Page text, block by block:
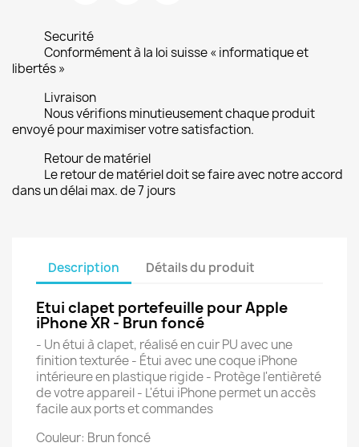
Securité
Conformément à la loi suisse « informatique et
libertés »
Livraison
Nous vérifions minutieusement chaque produit
envoyé pour maximiser votre satisfaction.
Retour de matériel
Le retour de matériel doit se faire avec notre accord
dans un délai max. de 7 jours
Description Détails du produit
Etui clapet portefeuille pour Apple
iPhone XR - Brun foncé
- Un étui à clapet, réalisé en cuir PU avec une
finition texturée - Étui avec une coque iPhone
intérieure en plastique rigide - Protège l'entièreté
de votre appareil - L'étui iPhone permet un accès
facile aux ports et commandes
Couleur: Brun foncé